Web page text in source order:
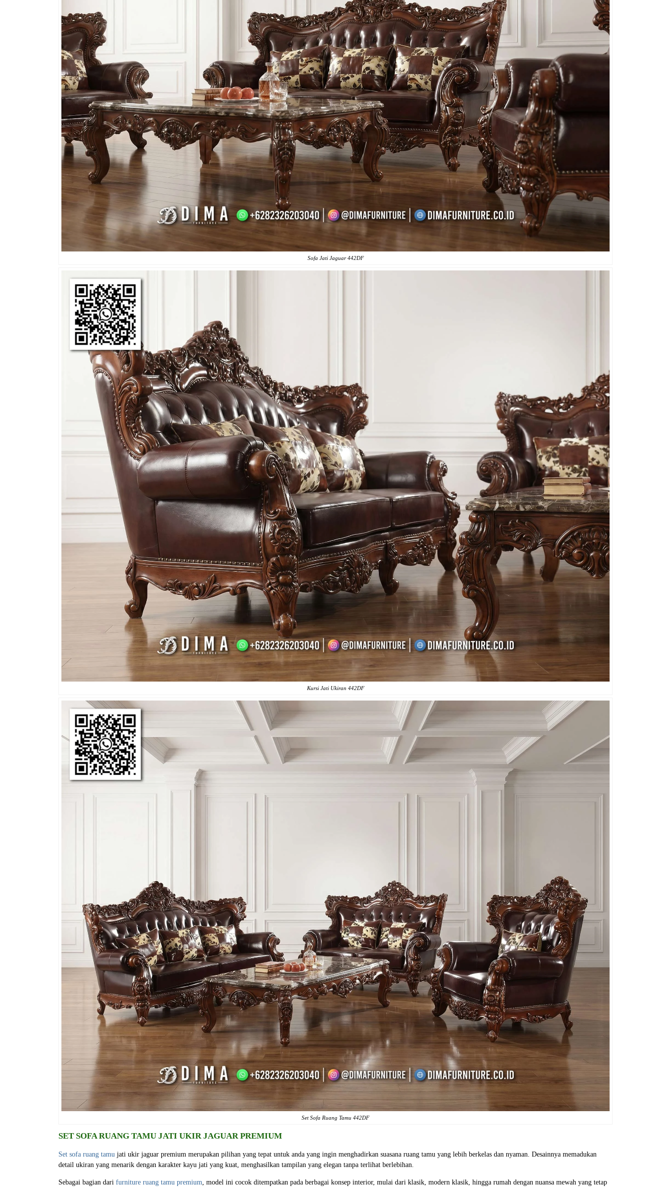
Sofa Jati Jaguar 442DF
Kursi Jati Ukiran 442DF
Set Sofa Ruang Tamu 442DF
SET SOFA RUANG TAMU JATI UKIR JAGUAR PREMIUM
Set sofa ruang tamu jati ukir jaguar premium merupakan pilihan yang tepat untuk anda yang ingin menghadirkan suasana ruang tamu yang lebih berkelas dan nyaman. Desainnya memadukan
detail ukiran yang menarik dengan karakter kayu jati yang kuat, menghasilkan tampilan yang elegan tanpa terlihat berlebihan.
Sebagai bagian dari furniture ruang tamu premium, model ini cocok ditempatkan pada berbagai konsep interior, mulai dari klasik, modern klasik, hingga rumah dengan nuansa mewah yang tetap